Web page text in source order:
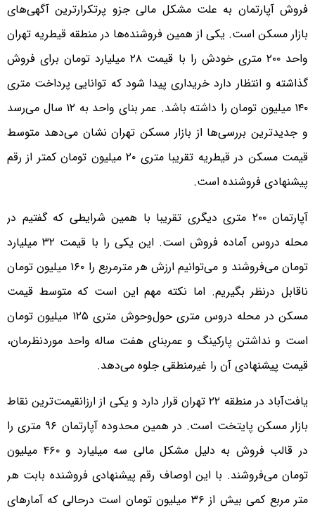
فروش آپارتمان به علت مشکل مالی جزو پرتکرارترین آگهی‌های
بازار مسکن است. یکی از همین فروشنده‌ها در منطقه قیطریه تهران
واحد ۲۰۰ متری خودش را با قیمت ۲۸ میلیارد تومان برای فروش
گذاشته و انتظار دارد خریداری پیدا شود که توانایی پرداخت متری
۱۴۰ میلیون تومان را داشته باشد. عمر بنای واحد به ۱۲ سال می‌رسد
و جدید‌ترین بررسی‌ها از بازار مسکن تهران نشان می‌دهد متوسط
قیمت مسکن در قیطریه تقریبا متری ۲۰ میلیون تومان کمتر از رقم
پیشنهادی فروشنده است.
آپارتمان ۲۰۰ متری دیگری تقریبا با همین شرایطی که گفتیم در
محله دروس آماده فروش است. این یکی را با قیمت ۳۲ میلیارد
تومان می‌فروشند و می‌توانیم ارزش هر مترمربع را ۱۶۰ میلیون تومان
ناقابل درنظر بگیریم. اما نکته مهم این است که متوسط قیمت
مسکن در محله دروس متری حول‌وحوش متری ۱۲۵ میلیون تومان
است و نداشتن پارکینگ و عمربنای هفت ساله واحد موردنظرمان،
قیمت پیشنهادی آن را غیرمنطقی جلوه می‌دهد.
یافت‌آباد در منطقه ۲۲ تهران قرار دارد و یکی از ارزانقیمت‌ترین نقاط
بازار مسکن پایتخت است. در همین محدوده آپارتمان ۹۶ متری را
در قالب فروش به دلیل مشکل مالی سه میلیارد و ۴۶۰ میلیون
تومان می‌فروشند. با این اوصاف رقم پیشنهادی فروشنده بابت هر
متر مربع کمی بیش از ۳۶ میلیون تومان است درحالی که آمار‌های